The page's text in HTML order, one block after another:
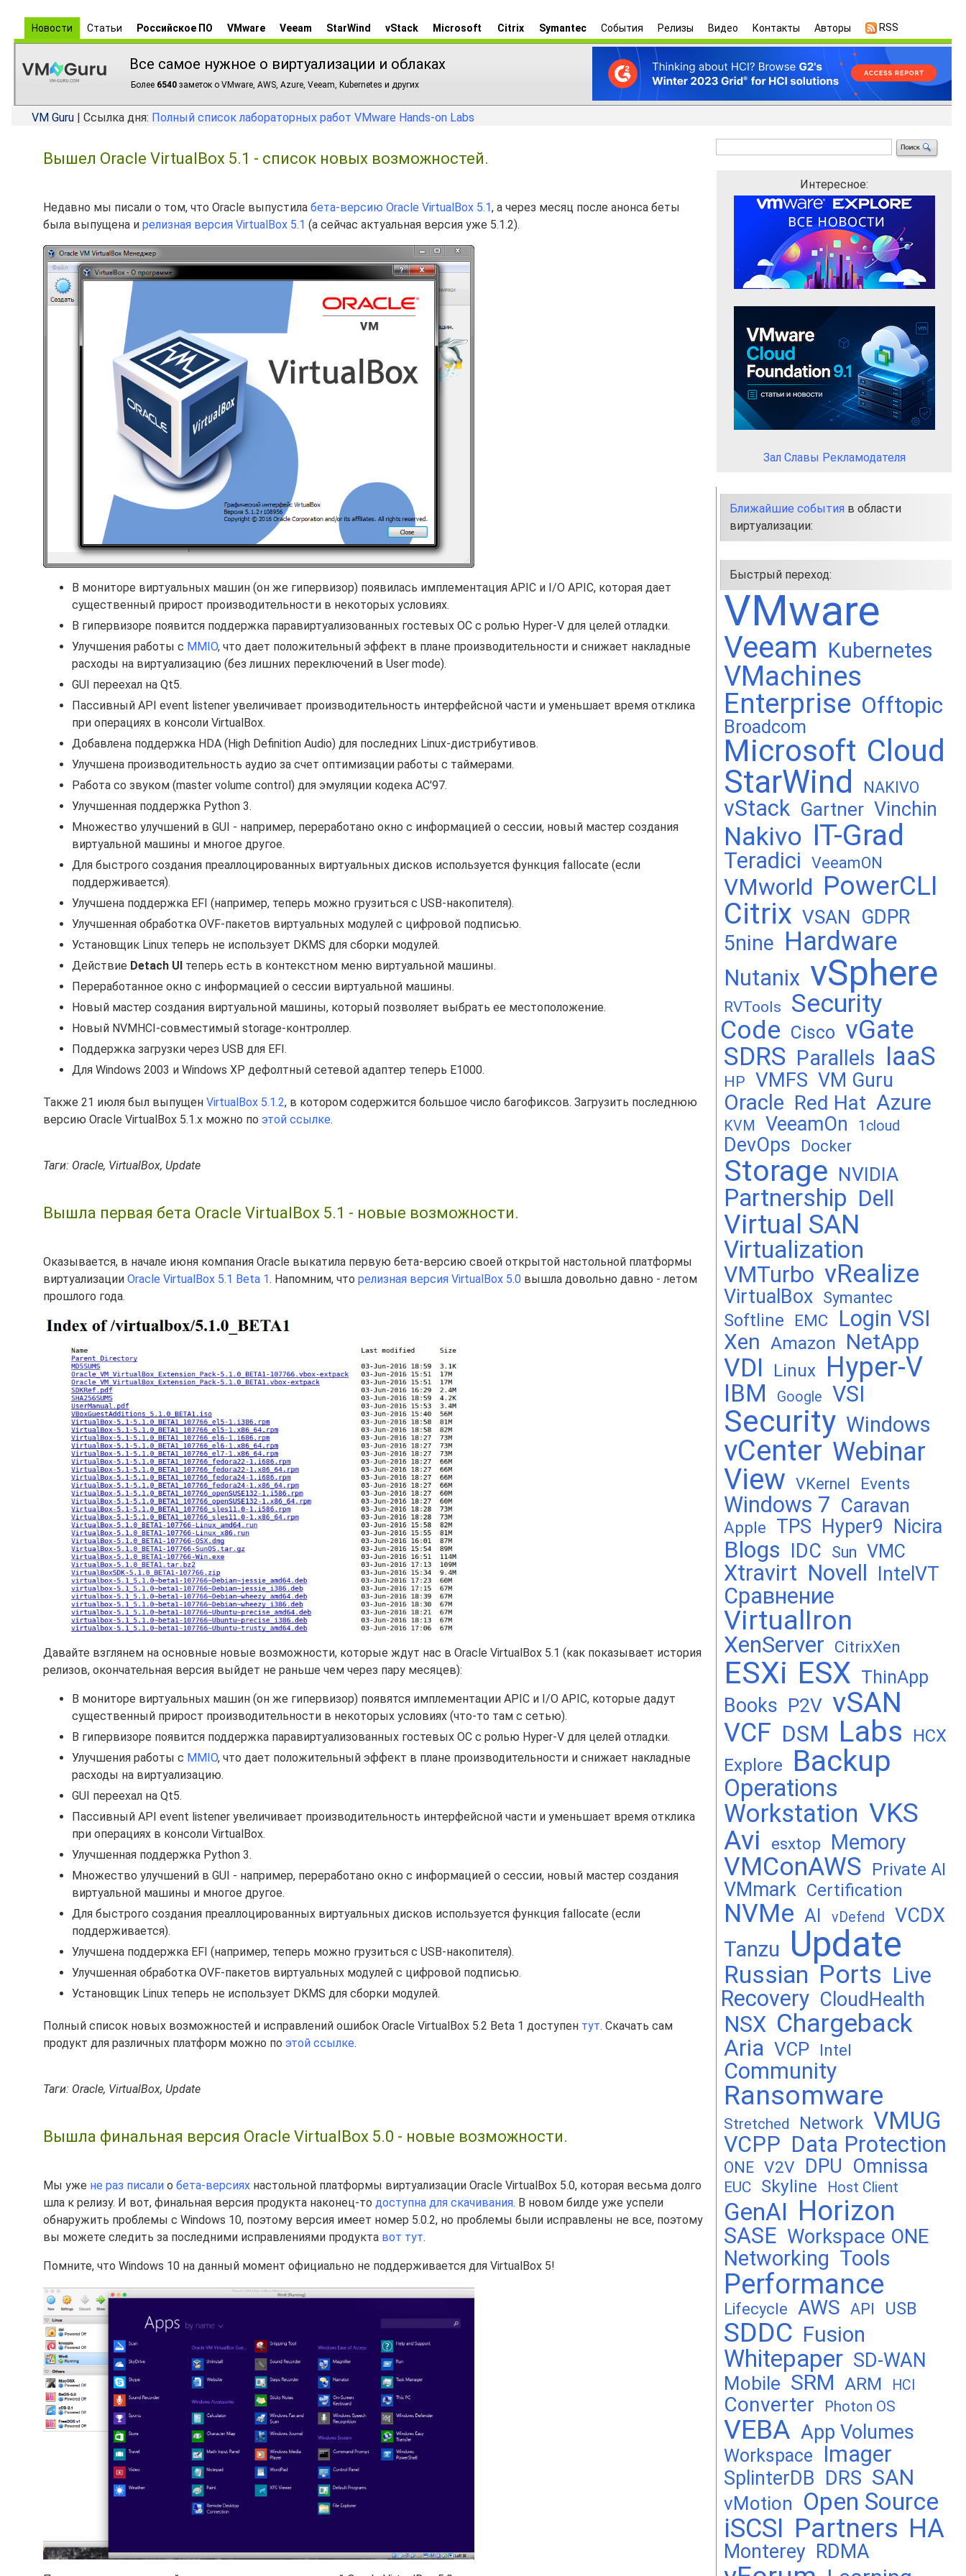
Новости Статьи Российское ПО VMware Veeam StarWind vStack Microsoft Citrix Symantec События Релизы Видео Контакты Авторы RSS
Все самое нужное о виртуализации и облаках
Более 6540 заметок о VMware, AWS, Azure, Veeam, Kubernetes и других
VM Guru | Ссылка дня: Полный список лабораторных работ VMware Hands-on Labs
Вышел Oracle VirtualBox 5.1 - список новых возможностей.
Недавно мы писали о том, что Oracle выпустила бета-версию Oracle VirtualBox 5.1, а через месяц после анонса беты
была выпущена и релизная версия VirtualBox 5.1 (а сейчас актуальная версия уже 5.1.2).
В мониторе виртуальных машин (он же гипервизор) появилась имплементация APIC и I/O APIC, которая дает
существенный прирост производительности в некоторых условиях.
В гипервизоре появится поддержка паравиртуализованных гостевых ОС с ролью Hyper-V для целей отладки.
Улучшения работы с MMIO, что дает положительный эффект в плане производительности и снижает накладные
расходы на виртуализацию (без лишних переключений в User mode).
GUI переехал на Qt5.
Пассивный API event listener увеличивает производительность интерфейсной части и уменьшает время отклика
при операциях в консоли VirtualBox.
Добавлена поддержка HDA (High Definition Audio) для последних Linux-дистрибутивов.
Улучшена производительность аудио за счет оптимизации работы с таймерами.
Работа со звуком (master volume control) для эмуляции кодека AC'97.
Улучшенная поддержка Python 3.
Множество улучшений в GUI - например, переработано окно с информацией о сессии, новый мастер создания
виртуальной машины и многое другое.
Для быстрого создания преаллоцированных виртуальных дисков используется функция fallocate (если
поддерживается).
Улучшена поддержка EFI (например, теперь можно грузиться с USB-накопителя).
Улучшенная обработка OVF-пакетов виртуальных модулей с цифровой подписью.
Установщик Linux теперь не использует DKMS для сборки модулей.
Действие Detach UI теперь есть в контекстном меню виртуальной машины.
Переработанное окно с информацией о сессии виртуальной машины.
Новый мастер создания виртуальной машины, который позволяет выбрать ее местоположение.
Новый NVMHCI-совместимый storage-контроллер.
Поддержка загрузки через USB для EFI.
Для Windows 2003 и Windows XP дефолтный сетевой адаптер теперь E1000.
Также 21 июля был выпущен VirtualBox 5.1.2, в котором содержится большое число багофиксов. Загрузить последнюю
версию Oracle VirtualBox 5.1.x можно по этой ссылке.
Таги: Oracle, VirtualBox, Update
Вышла первая бета Oracle VirtualBox 5.1 - новые возможности.
Оказывается, в начале июня компания Oracle выкатила первую бета-версию своей открытой настольной платформы
виртуализации Oracle VirtualBox 5.1 Beta 1. Напомним, что релизная версия VirtualBox 5.0 вышла довольно давно - летом
прошлого года.
Давайте взглянем на основные новые возможности, которые ждут нас в Oracle VirtualBox 5.1 (как показывает история
релизов, окончательная версия выйдет не раньше чем через пару месяцев):
В мониторе виртуальных машин (он же гипервизор) появятся имплементации APIC и I/O APIC, которые дадут
существенный прирост производительности в некоторых условиях (что-то там с сетью).
В гипервизоре появится поддержка паравиртуализованных гостевых ОС с ролью Hyper-V для целей отладки.
Улучшения работы с MMIO, что дает положительный эффект в плане производительности и снижает накладные
расходы на виртуализацию.
GUI переехал на Qt5.
Пассивный API event listener увеличивает производительность интерфейсной части и уменьшает время отклика
при операциях в консоли VirtualBox.
Улучшенная поддержка Python 3.
Множество улучшений в GUI - например, переработано окно с информацией о сессии, новый мастер создания
виртуальной машины и многое другое.
Для быстрого создания преаллоцированных виртуальных дисков используется функция fallocate (если
поддерживается).
Улучшена поддержка EFI (например, теперь можно грузиться с USB-накопителя).
Улучшенная обработка OVF-пакетов виртуальных модулей с цифровой подписью.
Установщик Linux теперь не использует DKMS для сборки модулей.
Полный список новых возможностей и исправлений ошибок Oracle VirtualBox 5.2 Beta 1 доступен тут. Скачать сам
продукт для различных платформ можно по этой ссылке.
Таги: Oracle, VirtualBox, Update
Вышла финальная версия Oracle VirtualBox 5.0 - новые возможности.
Мы уже не раз писали о бета-версиях настольной платформы виртуализации Oracle VirtualBox 5.0, которая весьма долго
шла к релизу. И вот, финальная версия продукта наконец-то доступна для скачивания. В новом билде уже успели
обнаружить проблемы с Windows 10, поэтому версия имеет номер 5.0.2, но проблемы были исправлены не все, поэтому
вы можете следить за последними исправлениями продукта вот тут.
Помните, что Windows 10 на данный момент официально не поддерживается для VirtualBox 5!
Интересное:
Зал Славы Рекламодателя
Ближайшие события в области
виртуализации:
Быстрый переход:
VMware
Veeam Kubernetes
VMachines
Enterprise Offtopic
Broadcom
Microsoft Cloud
StarWind NAKIVO
vStack Gartner Vinchin
Nakivo IT-Grad
Teradici VeeamON
VMworld PowerCLI
Citrix VSAN GDPR
5nine Hardware
Nutanix vSphere
RVTools
Security
Code Cisco vGate
SDRS Parallels IaaS
HP VMFS VM Guru
Oracle Red Hat Azure
KVM VeeamOn 1cloud
DevOps Docker
Storage NVIDIA
Partnership Dell
Virtual SAN
Virtualization
VMTurbo vRealize
VirtualBox Symantec
Softline EMC
Login VSI
Xen Amazon NetApp
VDI Linux Hyper-V
IBM Google VSI
Security Windows
vCenter Webinar
View VKernel Events
Windows 7 Caravan
Apple TPS Hyper9 Nicira
Blogs IDC Sun VMC
Xtravirt Novell IntelVT
Сравнение
VirtualIron
XenServer CitrixXen
ESXi ESX ThinApp
Books P2V vSAN
VCF DSM Labs HCX
Explore Backup
Operations
Workstation VKS
Avi
esxtop Memory
VMConAWS Private AI
VMmark Certification
NVMe AI vDefend VCDX
Tanzu Update
Russian Ports Live
Recovery CloudHealth
NSX Chargeback
Aria VCP Intel
Community
Ransomware
Stretched Network VMUG
VCPP Data Protection
ONE V2V DPU Omnissa
EUC Skyline Host Client
GenAI Horizon
SASE Workspace ONE
Networking Tools
Performance
Lifecycle AWS API USB
SDDC Fusion
Whitepaper SD-WAN
Mobile SRM ARM HCI
Converter Photon OS
VEBA App Volumes
Workspace Imager
SplinterDB DRS SAN
vMotion Open Source
iSCSI Partners HA
Monterey RDMA